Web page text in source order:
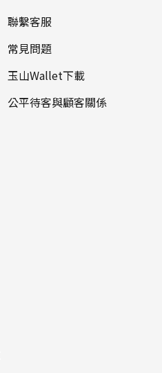
聯繫客服
常見問題
玉山Wallet下載
公平待客與顧客關係